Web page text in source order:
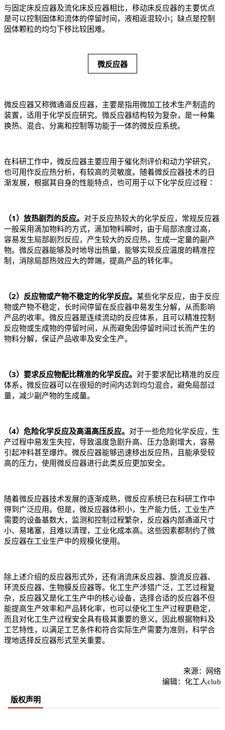
与固定床反应器及流化床反应器相比，移动床反应器的主要优点
是可以控制固体和流体的停留时间，液相返混较小；缺点是控制
固体颗粒的均匀下移比较困难。
微反应器
微反应器又称微通道反应器，主要是指用微加工技术生产制造的
装置，适用于化学反应研究。微反应器结构较为复杂，是一种集
换热、混合、分离和控制等功能于一体的微反应系统。
在科研工作中，微反应器主要应用于催化剂评价和动力学研究，
也可用作反应热分析，有较高的灵敏度。随着微反应器技术的日
渐发展，根据其自身的性能特点，也可用于以下化学反应过程∶
（1）放热剧烈的反应。 对于反应热较大的化学反应，常规反应器
一般采用滴加物料的方式，滴加物料瞬时，由于局部浓度过高，
容易发生局部剧烈反应，产生较大的反应热，生成一定量的副产
物。微反应器能够及时地导出热量，能够实现反应温度的精准控
制，消除局部热效应大的弊端，提高产品的转化率。
（2）反应物或产物不稳定的化学反应。 某些化学反应，由于反应
物或产物不稳定，长时间停留在反应器中易发生分解，从而影响
产品的收率。微反应器是连续流动的反应体系，且可以精准控制
反应物或生成物的停留时间，从而避免因停留时间过长而产生的
物料分解，保证产品收率及安全生产。
（3）要求反应物配比精准的化学反应。 对于要求配比精准的反应
体系，微反应器可以在很短的时间内达到均匀混合，避免局部过
量，减少副产物的生成量。
（4）危险化学反应及高温高压反应。 对于一些危险化学反应，生
产过程中易发生失控，导致温度急剧升高、压力急剧增大，容易
引起冲料甚至爆炸。微反应器能够迅速移出反应热，且能承受较
高的压力，使用微反应器进行此类反应更加安全。
随着微反应器技术发展的逐渐成熟，微反应系统已在科研工作中
得到广泛应用。但是，微反应器体积小，生产能力低，工业生产
需要的设备基数大，监测和控制过程繁杂，反应器内部通道尺寸
小、易堵塞，且难以清理，工业化成本高。这些因素都制约了微
反应器在工业生产中的规模化使用。
除上述介绍的反应器形式外，还有涓流床反应器、旋流反应器、
环流反应器、生物膜反应器等。化工生产涉猎广泛，工艺过程复
杂，反应器又是化工生产中的核心设备，选择合适的反应器不但
能提高生产效率和产品转化率，也可以使化工生产过程更稳定，
而且对化工生产过程安全具有极其重要的意义。因此根据物料及
工艺特性，以满足工艺条件和符合实际生产需要为准则，科学合
理地选择反应器形式至关重要。
来源：网络
编辑：化工人club
版权声明